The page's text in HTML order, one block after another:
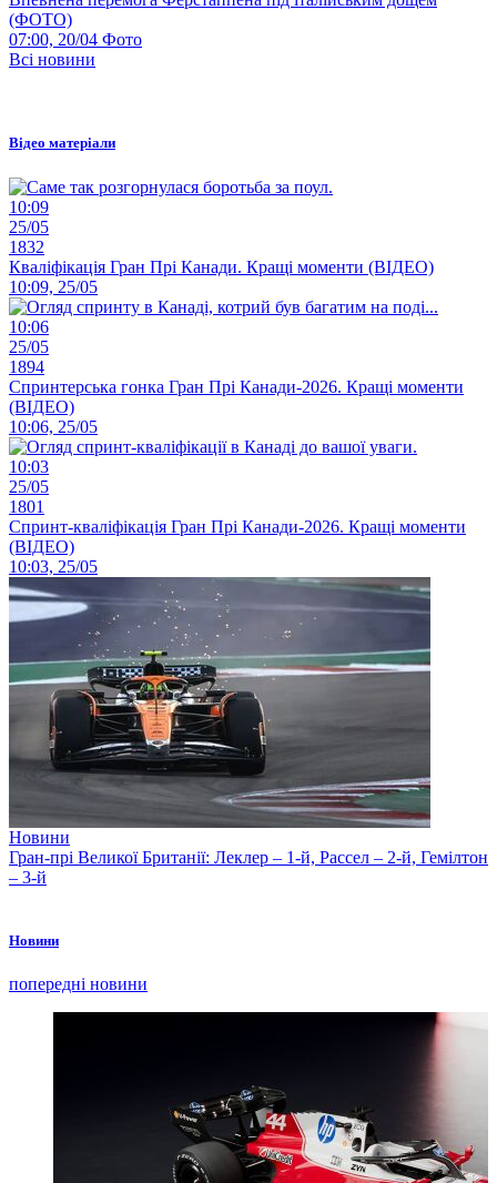
(ФОТО)
07:00, 20/04 Фото
Всі новини
Відео матеріали
10:09
25/05
1832
Кваліфікація Гран Прі Канади. Кращі моменти (ВІДЕО)
10:09, 25/05
10:06
25/05
1894
Спринтерська гонка Гран Прі Канади-2026. Кращі моменти
(ВІДЕО)
10:06, 25/05
10:03
25/05
1801
Спринт-кваліфікація Гран Прі Канади-2026. Кращі моменти
(ВІДЕО)
10:03, 25/05
Новини
Гран-прі Великої Британії: Леклер – 1-й, Рассел – 2-й, Гемілтон
– 3-й
Новини
попередні новини